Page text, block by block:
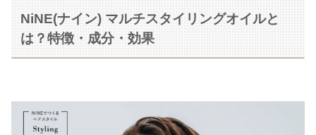
NiNE(ナイン) マルチスタイリングオイルと
は？特徴・成分・効果